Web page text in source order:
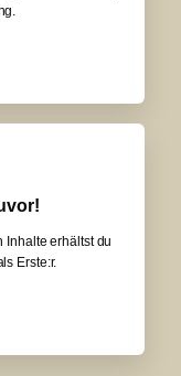
Inhalte erhältst du
Erste:r.